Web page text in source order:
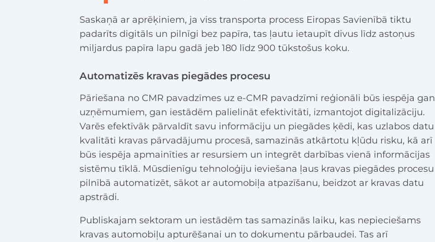
Saskaņā ar aprēķiniem, ja viss transporta process Eiropas Savienībā tiktu
padarīts digitāls un pilnīgi bez papīra, tas ļautu ietaupīt divus līdz astoņus
miljardus papīra lapu gadā jeb 180 līdz 900 tūkstošus koku.
Automatizēs kravas piegādes procesu
Pāriešana no CMR pavadzīmes uz e-CMR pavadzīmi reģionāli būs iespēja gan
uzņēmumiem, gan iestādēm palielināt efektivitāti, izmantojot digitalizāciju.
Varēs efektīvāk pārvaldīt savu informāciju un piegādes ķēdi, kas uzlabos datu
kvalitāti kravas pārvadājumu procesā, samazinās atkārtotu kļūdu risku, kā arī
būs iespēja apmainīties ar resursiem un integrēt darbības vienā informācijas
sistēmu tīklā. Mūsdienīgu tehnoloģiju ieviešana ļaus kravas piegādes procesu
pilnībā automatizēt, sākot ar automobiļa atpazīšanu, beidzot ar kravas datu
apstrādi.
Publiskajam sektoram un iestādēm tas samazinās laiku, kas nepieciešams
kravas automobiļu apturēšanai un to dokumentu pārbaudei. Tas arī